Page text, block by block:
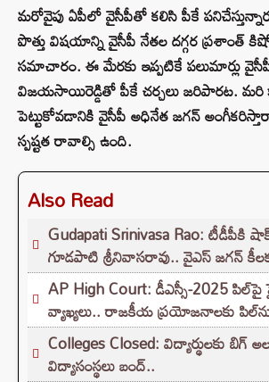
మరోవైపు ఏపీలో వైసీపీతో కలిసి పీకే
పొత్తు విషయాన్ని వైసీపీ నేతల దగ్గర ప్రశాంత్
సమాచారం. ఈ మేరకు ఇప్పటికే పలుమార్లు
విజయసాయిరెడ్డితో పీకే చర్చలు జరిపారట. మరి
పెట్టుకోవడానికి వైసీపీ అధినేత జగన్
స్పష్టత రావాల్సి ఉంది.
Also Read
Gudapati Srinivasa Rao: టీడీపీకి
గూడపాటి శ్రీనివాసరావు.. వైఎస్‌ జగన్‌
AP High Court: డీఎస్సీ-2025 పిల్‌పై
వ్యాఖ్యలు.. రాజకీయ ప్రయోజనాలకు
Colleges Closed: విద్యార్థులకు బిగ్
విద్యాసంస్థలు బంద్..